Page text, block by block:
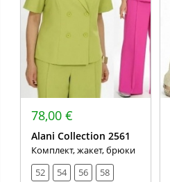
78,00 €
Alani Collection 2561
Комплект, жакет, брюки
52
54 56 58